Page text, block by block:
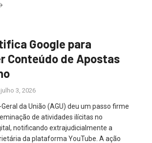
Google para
Conteúdo de Apostas
julho 3, 2026
da União (AGU) deu um passo firme
de atividades ilícitas no
notificando extrajudicialmente a
da plataforma YouTube. A ação